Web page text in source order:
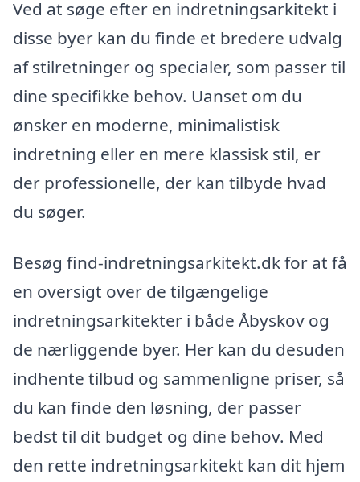
Ved at søge efter en indretningsarkitekt i
disse byer kan du finde et bredere udvalg
af stilretninger og specialer, som passer til
dine specifikke behov. Uanset om du
ønsker en moderne, minimalistisk
indretning eller en mere klassisk stil, er
der professionelle, der kan tilbyde hvad
du søger.
Besøg find-indretningsarkitekt.dk for at få
en oversigt over de tilgængelige
indretningsarkitekter i både Åbyskov og
de nærliggende byer. Her kan du desuden
indhente tilbud og sammenligne priser, så
du kan finde den løsning, der passer
bedst til dit budget og dine behov. Med
den rette indretningsarkitekt kan dit hjem